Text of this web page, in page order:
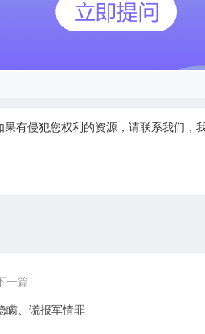
有侵犯您权利的资源，请联系我们，
一篇
瞒、谎报军情罪